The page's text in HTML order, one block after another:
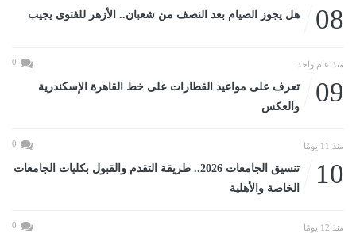
08 هل يجوز الصيام بعد النصف من شعبان.. الأزهر للفتوى يجيب
منذ عام واحد 0
09
تعرف على مواعيد القطارات على خط القاهرة الإسكندرية
والعكس
منذ 11 يومًا 0
10
تنسيق الجامعات 2026.. طريقة التقدم والقبول بكليات الجامعات
الخاصة والأهلية
منذ 12 يومًا 0